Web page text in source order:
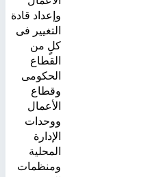
وإعداد قادة
التغيير فى
كلٍ من
القطاع
الحكومى
وقطاع
الأعمال
ووحدات
الإدارة
المحلية
ومنظمات